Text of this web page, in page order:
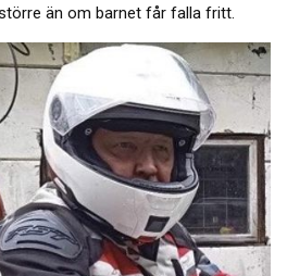
än om barnet får falla fritt.